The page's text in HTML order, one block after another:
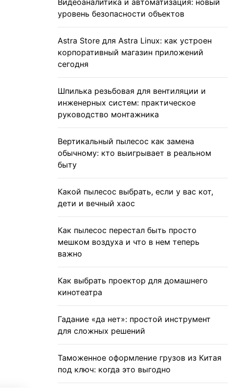
Видеоаналитика и автоматизация: новый
уровень безопасности объектов
Astra Store для Astra Linux: как устроен
корпоративный магазин приложений
сегодня
Шпилька резьбовая для вентиляции и
инженерных систем: практическое
руководство монтажника
Вертикальный пылесос как замена
обычному: кто выигрывает в реальном
быту
Какой пылесос выбрать, если у вас кот,
дети и вечный хаос
Как пылесос перестал быть просто
мешком воздуха и что в нем теперь
важно
Как выбрать проектор для домашнего
кинотеатра
Гадание «да нет»: простой инструмент
для сложных решений
Таможенное оформление грузов из Китая
под ключ: когда это выгодно